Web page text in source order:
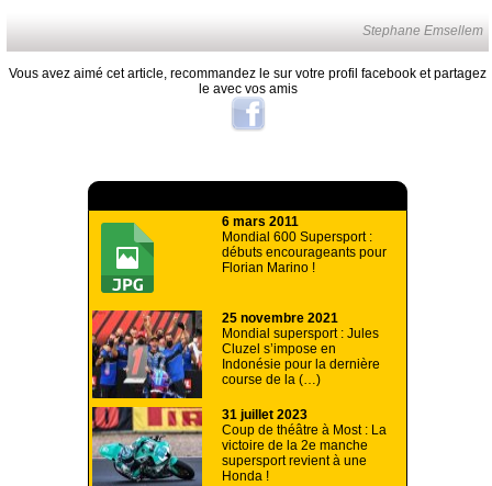
Stephane Emsellem
Vous avez aimé cet article, recommandez le sur votre profil facebook et partagez
le avec vos amis
6 mars 2011
Mondial 600 Supersport :
débuts encourageants pour
Florian Marino !
25 novembre 2021
Mondial supersport : Jules
Cluzel s’impose en
Indonésie pour la dernière
course de la (…)
31 juillet 2023
Coup de théâtre à Most : La
victoire de la 2e manche
supersport revient à une
Honda !